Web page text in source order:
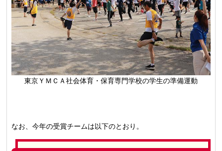
東京ＹＭＣＡ社会体育・保育専門学校の学生の準備運動
なお、今年の受賞チームは以下のとおり。